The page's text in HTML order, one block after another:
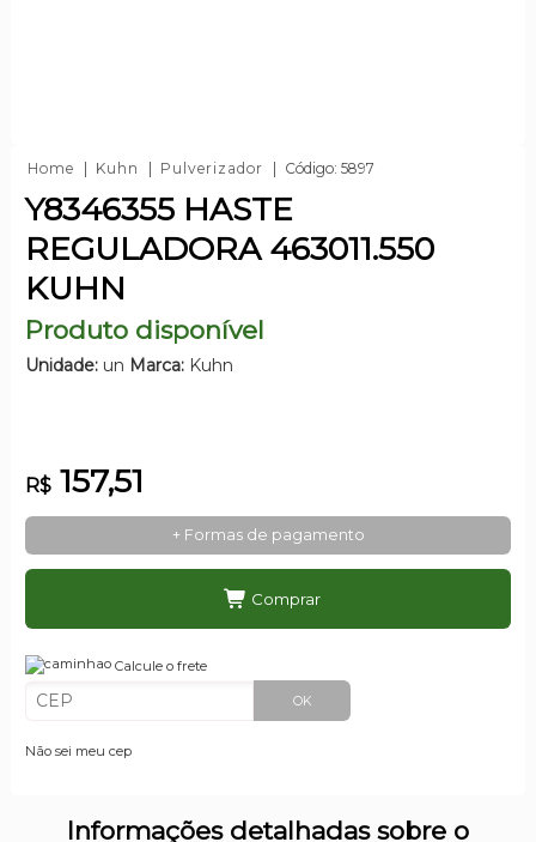
Home Kuhn Pulverizador Código: 5897
Y8346355 HASTE
REGULADORA 463011.550
KUHN
Produto disponível
Unidade:un Marca:Kuhn
R$157,51
+ Formas de pagamento
Comprar
Calcule o frete
OK
Não sei meu cep
Informações detalhadas sobre o